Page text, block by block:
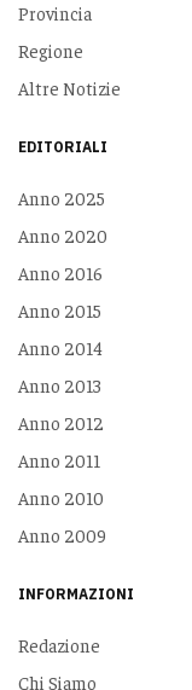
Provincia
Regione
Altre Notizie
EDITORIALI
Anno 2025
Anno 2020
Anno 2016
Anno 2015
Anno 2014
Anno 2013
Anno 2012
Anno 2011
Anno 2010
Anno 2009
INFORMAZIONI
Redazione
Chi Siamo